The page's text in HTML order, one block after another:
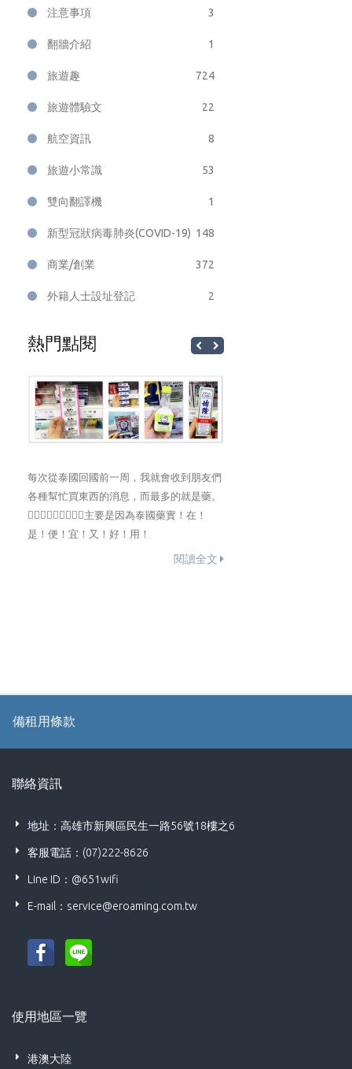
注意事項 3
翻牆介紹 1
旅遊趣 724
旅遊體驗文 22
航空資訊 8
旅遊小常識 53
雙向翻譯機 1
新型冠狀病毒肺炎(COVID-19) 148
商業/創業 372
外籍人士設址登記 2
熱門點閱
每次從泰國回國前一周，我就會收到朋友們
各種幫忙買東西的消息，而最多的就是藥。
🤷🏼‍♀️🤷🏼‍♀️🤷🏼‍♀️主要是因為泰國藥實！在！
是！便！宜！又！好！用！
閱讀全文
租用條款
聯絡資訊
地址：高雄市新興區民生一路56號18樓之6
客服電話：(07)222-8626
Line ID：@651wifi
E-mail： service@eroaming.com.tw
使用地區一覽
港澳大陸